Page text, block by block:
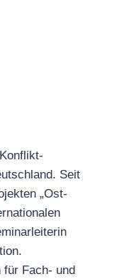
Seit
„Ost-
für Fach- und